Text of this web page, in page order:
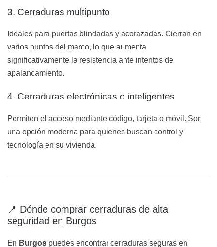
3. Cerraduras multipunto
Ideales para puertas blindadas y acorazadas. Cierran en
varios puntos del marco, lo que aumenta
significativamente la resistencia ante intentos de
apalancamiento.
4. Cerraduras electrónicas o inteligentes
Permiten el acceso mediante código, tarjeta o móvil. Son
una opción moderna para quienes buscan control y
tecnología en su vivienda.
📍 Dónde comprar cerraduras de alta
seguridad en Burgos
En Burgos puedes encontrar cerraduras seguras en